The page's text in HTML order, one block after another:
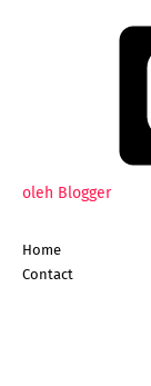
oleh Blogger
Home
Contact